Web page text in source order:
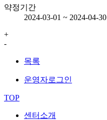
약정기간
2024-03-01 ~ 2024-04-30
+
-
목록
운영자로그인
TOP
센터소개